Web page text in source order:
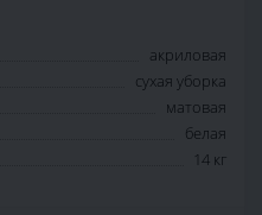
акриловая
сухая уборка
матовая
белая
14 кг